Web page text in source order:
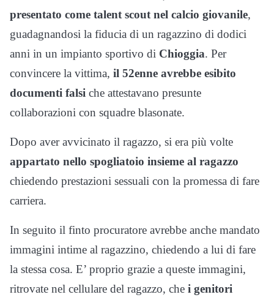
presentato come talent scout nel calcio giovanile,
guadagnandosi la fiducia di un ragazzino di dodici
anni in un impianto sportivo di Chioggia. Per
convincere la vittima, il 52enne avrebbe esibito
documenti falsi che attestavano presunte
collaborazioni con squadre blasonate.
Dopo aver avvicinato il ragazzo, si era più volte
appartato nello spogliatoio insieme al ragazzo
chiedendo prestazioni sessuali con la promessa di fare
carriera.
In seguito il finto procuratore avrebbe anche mandato
immagini intime al ragazzino, chiedendo a lui di fare
la stessa cosa. E’ proprio grazie a queste immagini,
ritrovate nel cellulare del ragazzo, che i genitori